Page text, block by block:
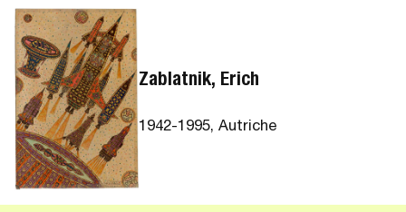
Zablatnik, Erich
1942-1995, Autriche